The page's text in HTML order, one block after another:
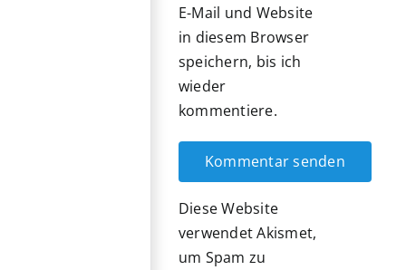
E-Mail und Website
in diesem Browser
speichern, bis ich
wieder
kommentiere.
Diese Website
verwendet Akismet,
um Spam zu